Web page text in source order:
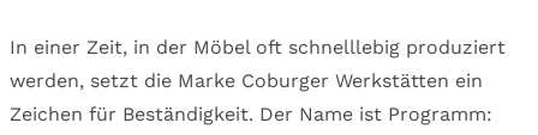
In einer Zeit, in der Möbel oft schnelllebig produziert
werden, setzt die Marke Coburger Werkstätten ein
Zeichen für Beständigkeit. Der Name ist Programm: